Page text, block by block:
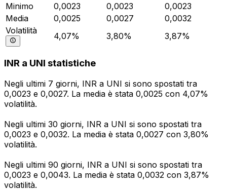
Minimo
0,0023 0,0023
0,0023
Media
0,0025 0,0027
0,0032
Volatilità
4,07% 3,80% 3,87%
INR a UNI statistiche
Negli ultimi 7 giorni, INR a UNI si sono spostati tra
0,0023 e 0,0027. La media è stata 0,0025 con 4,07%
volatilità.
Negli ultimi 30 giorni, INR a UNI si sono spostati tra
0,0023 e 0,0032. La media è stata 0,0027 con 3,80%
volatilità.
Negli ultimi 90 giorni, INR a UNI si sono spostati tra
0,0023 e 0,0043. La media è stata 0,0032 con 3,87%
volatilità.